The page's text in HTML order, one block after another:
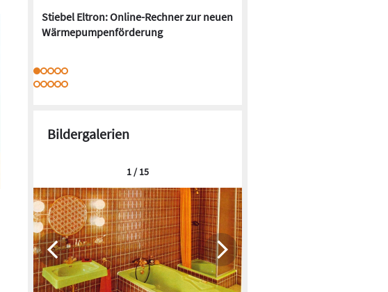
Stiebel Eltron: Online-Rechner zur neuen
Wärmepumpenförderung
Bildergalerien
1 / 15